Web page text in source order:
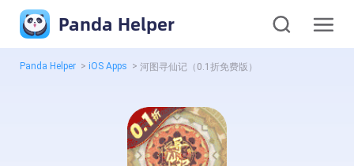
Panda Helper
Panda Helper > iOS Apps > 河图寻仙记（0.1折免费版）